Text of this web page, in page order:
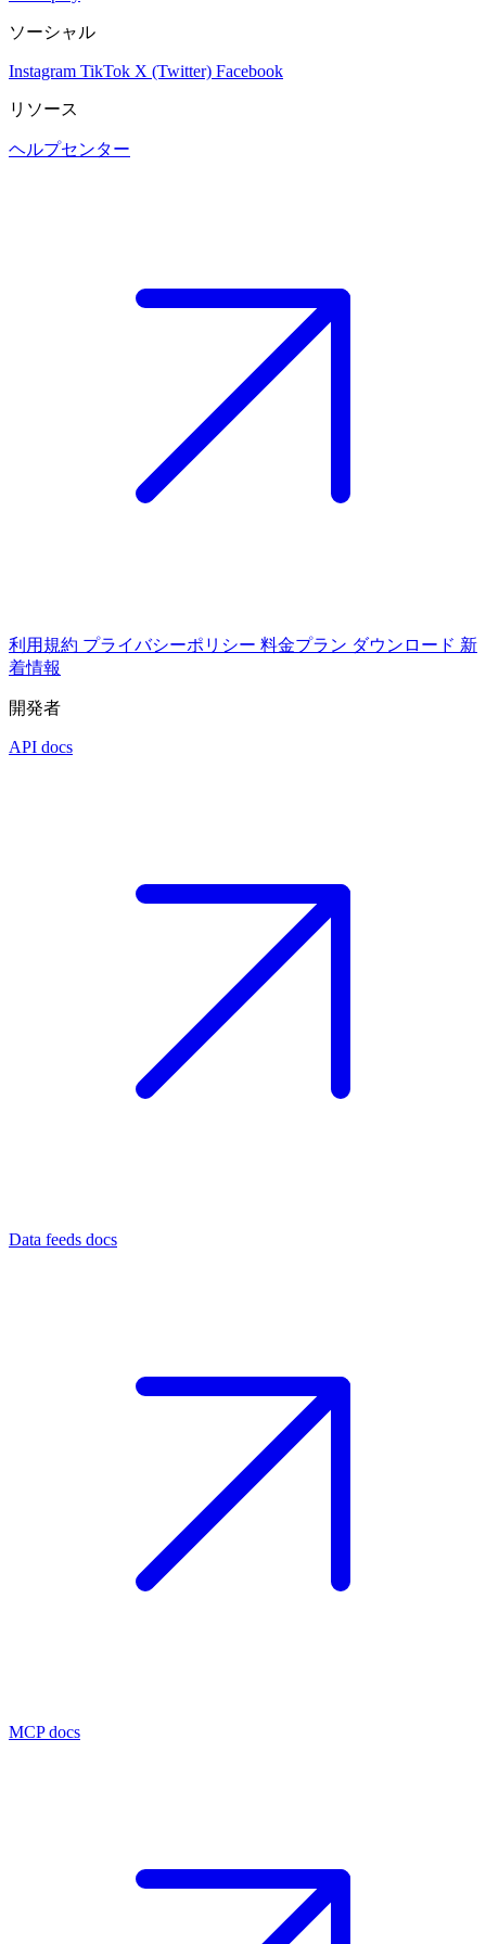
ソーシャル
Instagram TikTok X (Twitter) Facebook
リソース
ヘルプセンター
利用規約 プライバシーポリシー 料金プラン ダウンロード 新
着情報
開発者
API docs
Data feeds docs
MCP docs